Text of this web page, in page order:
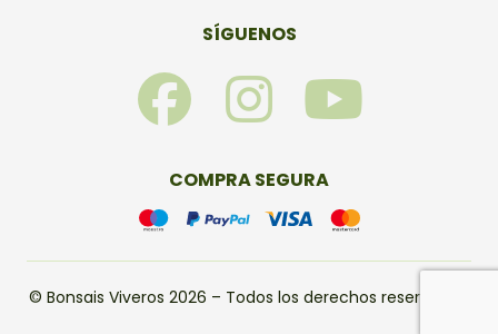
SÍGUENOS
F
a
c
e
b
I
n
s
t
a
Y
u
t
u
COMPRA SEGURA
© Bonsais Viveros 2026 – Todos los derechos reservados.